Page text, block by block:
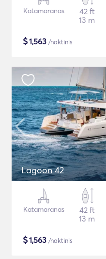
Katamaranas
42 ft
13 m
$1,563 /naktinis
Lagoon 42
Katamaranas
42 ft
13 m
$1,563 /naktinis